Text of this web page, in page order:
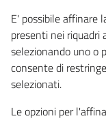
E' possibile affinare
presenti nei riquadri
selezionando uno o
consente di
selezionati.
Le opzioni per